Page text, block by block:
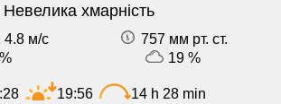
Невелика хмарність
4.8 м/с
757 мм рт. ст.
19 %
19:56 14 h 28 min